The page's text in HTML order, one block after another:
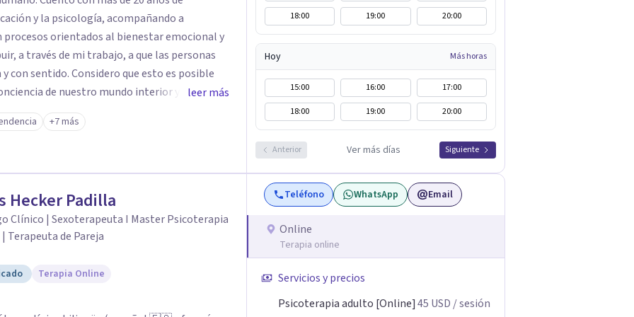
y la psicología, acompañando a
orientados al bienestar emocional y
con sentido. Considero que esto es posible
de nuestro mundo interior y de la
influyen en nuestra forma de sentir, pensar y
clientes a comprender sus conflictos
desarrollar nuevas estrategias de
resiliencia y bienestar. Creo
un camino fundamental para la
una vida más auténtica y significativa.
leer más
+7 más
18:00 19:00 20:00
Hoy Más horas
15:00 16:00
17:00
18:00
19:00 20:00
Anterior Ver más días Siguiente
Hecker Padilla
Clínico | Sexoterapeuta I Master Psicoterapia
Terapeuta de Pareja
Terapia Online
Teléfono WhatsApp Email
Online
Terapia online
Servicios y precios
Psicoterapia adulto [Online]45 USD / sesión